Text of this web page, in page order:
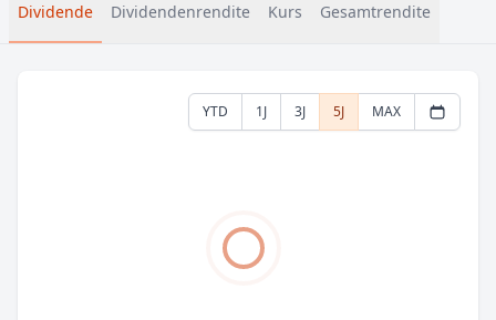
Dividende Dividendenrendite Kurs Gesamtrendite
YTD 1J 3J 5J MAX